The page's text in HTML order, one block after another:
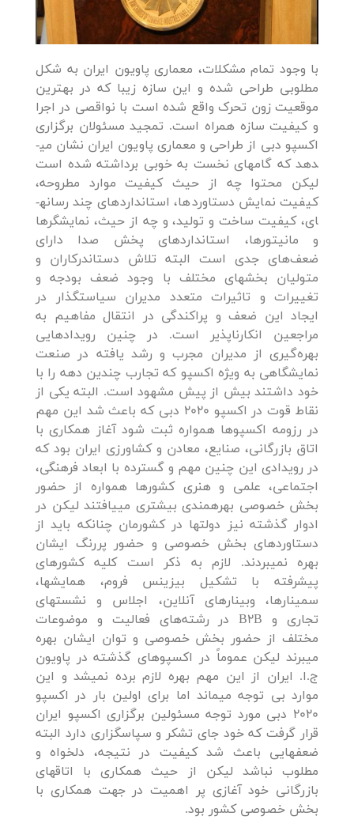
با وجود تمام مشکلات، معماری پاویون ایران به شکل
مطلوبی طراحی شده و این سازه زیبا که در بهترین
موقعیت زون تحرک واقع شده است با نواقصی در اجرا
و کیفیت سازه همراه است. تمجید مسئولان برگزاری
اکسپو دبی از طراحی و معماری پاویون ایران نشان می­
دهد که گام­های نخست به خوبی برداشته شده است
لیکن محتوا چه از حیث کیفیت موارد مطروحه،
کیفیت نمایش دستاوردها، استانداردهای چند رسانه­
ای، کیفیت ساخت و تولید، و چه از حیث، نمایشگرها
و مانیتورها، استانداردهای پخش صدا دارای
ضعف‌های جدی است البته تلاش دست­اندرکاران و
متولیان بخش­های مختلف با وجود ضعف بودجه و
تغییرات و تاثیرات متعدد مدیران سیاستگذار در
ایجاد این ضعف و پراکندگی در انتقال مفاهیم به
مراجعین انکارناپذیر است. در چنین رویدادهایی
بهره‌گیری از مدیران مجرب و رشد یافته در صنعت
نمایشگاهی به ویژه اکسپو که تجارب چندین دهه را با
خود داشتند بیش از پیش مشهود است. البته یکی از
نقاط قوت در اکسپو 2020 دبی که باعث شد این مهم
در رزومه اکسپوها همواره ثبت شود آغاز همکاری با
اتاق بازرگانی، صنایع، معادن و کشاورزی ایران بود که
در رویدادی این چنین مهم و گسترده با ابعاد فرهنگی،
اجتماعی، علمی و هنری کشورها همواره از حضور
بخش خصوصی بهره­مندی بیشتری می­یافتند لیکن در
ادوار گذشته نیز دولت­ها در کشورمان چنانکه باید از
دستاوردهای بخش خصوصی و حضور پررنگ ایشان
بهره نمی­بردند. لازم به ذکر است کلیه کشورهای
پیشرفته با تشکیل بیزینس فروم، همایش­ها،
سمینارها، وبینارهای آنلاین، اجلاس­ و نشست­های
تجاری و B2B در رشته‌های فعالیت و موضوعات
مختلف از حضور بخش خصوصی و توان ایشان بهره
می­برند لیکن عموماً در اکسپوهای گذشته در پاویون
ج.ا. ایران از این مهم بهره لازم برده نمی­شد و این
موارد بی توجه می­ماند اما برای اولین بار در اکسپو
2020 دبی مورد توجه مسئولین برگزاری اکسپو ایران
قرار گرفت که خود جای تشکر و سپاسگزاری دارد البته
ضعف­هایی باعث شد کیفیت در نتیجه، دلخواه و
مطلوب نباشد لیکن از حیث همکاری با اتاق­های
بازرگانی خود آغازی پر اهمیت در جهت همکاری با
بخش خصوصی کشور بود.